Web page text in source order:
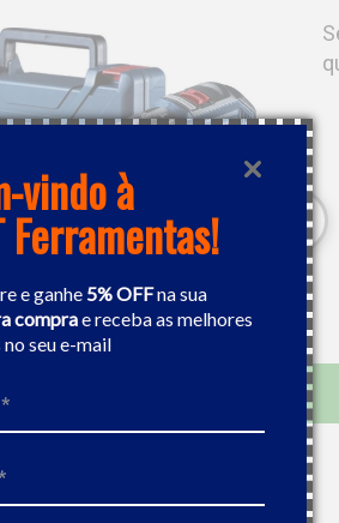
vindo à
Ferramentas!
e ganhe 5% OFFna sua
comprae receba as melhores
seu e-mail
12V-30
Desc. deR$ 46,66